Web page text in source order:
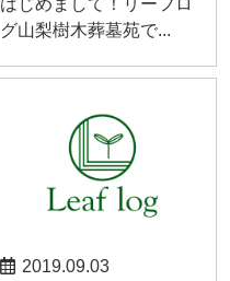
グ山梨樹木葬墓苑で...
2019.09.03